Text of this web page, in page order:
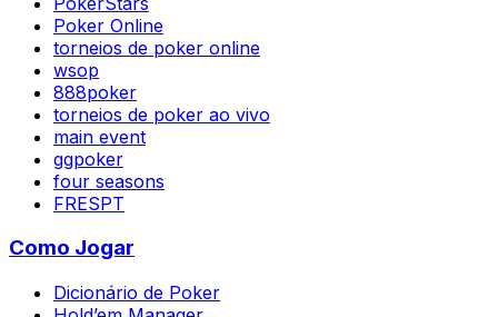
Poker Online
torneios de poker online
wsop
888poker
torneios de poker ao vivo
main event
ggpoker
four seasons
FRESPT
Como Jogar
Dicionário de Poker